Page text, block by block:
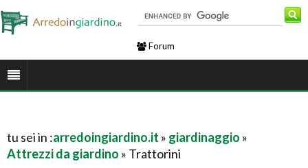
Forum
tu sei in :arredoingiardino.it » giardinaggio »
Attrezzi da giardino » Trattorini